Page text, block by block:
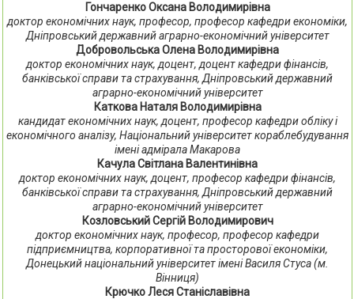
Гончаренко Оксана Володимирівна
доктор економічних наук, професор, професор кафедри економіки,
Дніпровський державний аграрно-економічний університет
Добровольська Олена Володимирівна
доктор економічних наук, доцент, доцент кафедри фінансів,
банківської справи та страхування, Дніпровський державний
аграрно-економічний університет
Каткова Наталя Володимирівна
кандидат економічних наук, доцент, професор кафедри обліку і
економічного аналізу, Національний університет кораблебудування
імені адмірала Макарова
Качула Світлана Валентинівна
доктор економічних наук, доцент, професор кафедри фінансів,
банківської справи та страхування, Дніпровський державний
аграрно-економічний університет
Козловський Сергій Володимирович
доктор економічних наук, професор, професор кафедри
підприємництва, корпоративної та просторової економіки,
Донецький національний університет імені Василя Стуса (м.
Вінниця)
Крючко Леся Станіславівна